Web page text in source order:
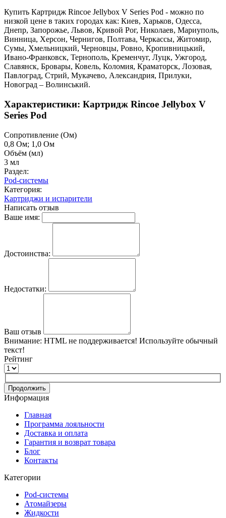
Купить Картридж Rincoe Jellybox V Series Pod - можно по
низкой цене в таких городах как: Киев, Харьков, Одесса,
Днепр, Запорожье, Львов, Кривой Рог, Николаев, Мариуполь,
Винница, Херсон, Чернигов, Полтава, Черкассы, Житомир,
Сумы, Хмельницкий, Черновцы, Ровно, Кропивницький,
Ивано-Франковск, Тернополь, Кременчуг, Луцк, Ужгород,
Славянск, Бровары, Ковель, Коломия, Краматорск, Лозовая,
Павлоград, Стрий, Мукачево, Александрия, Прилуки,
Новоград – Волинський.
Характеристики: Картридж Rincoe Jellybox V
Series Pod
Cопротивление (Ом)
0,8 Ом; 1,0 Ом
Объём (мл)
3 мл
Раздел:
Pod-системы
Категория:
Картриджи и испарители
Написать отзыв
Ваше имя:
Достоинства:
Недостатки:
Ваш отзыв
Внимание: HTML не поддерживается! Используйте обычный
текст!
Рейтинг
Продолжить
Информация
Главная
Программа лояльности
Доставка и оплата
Гарантия и возврат товара
Блог
Контакты
Категории
Pod-системы
Атомайзеры
Жидкости